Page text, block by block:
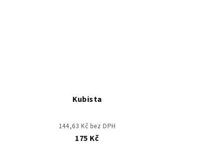
Kubista
144,63 Kč bez DPH
175 Kč